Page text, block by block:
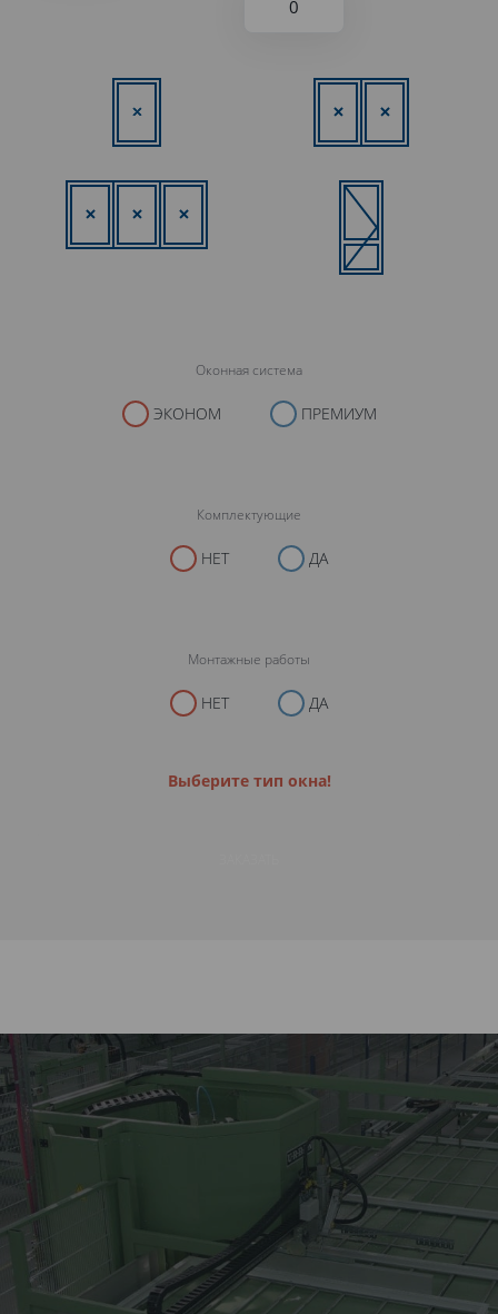
Оконная система
ЭКОНОМ ПРЕМИУМ
Комплектующие
НЕТ ДА
Монтажные работы
НЕТ ДА
Выберите тип окна!